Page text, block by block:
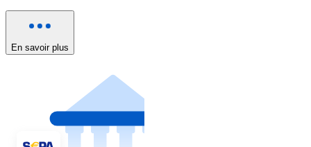
En savoir plus